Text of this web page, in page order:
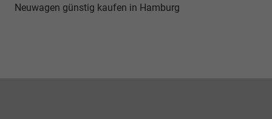
Neuwagen günstig kaufen in Hamburg